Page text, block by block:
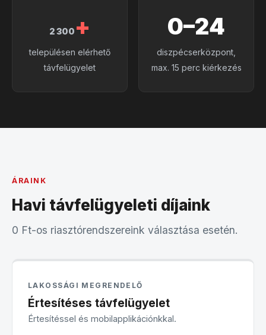
2 300 +
településen elérhető
távfelügyelet
0–24
diszpécserközpont,
max. 15 perc kiérkezés
ÁRAINK
Havi távfelügyeleti díjaink
0 Ft-os riasztórendszereink választása esetén.
LAKOSSÁGI MEGRENDELŐ
Értesítéses távfelügyelet
Értesítéssel és mobilapplikációnkkal.